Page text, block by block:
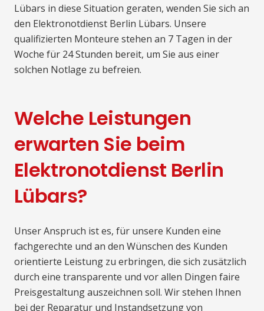
Lübars in diese Situation geraten, wenden Sie sich an
den Elektronotdienst Berlin Lübars. Unsere
qualifizierten Monteure stehen an 7 Tagen in der
Woche für 24 Stunden bereit, um Sie aus einer
solchen Notlage zu befreien.
Welche Leistungen
erwarten Sie beim
Elektronotdienst Berlin
Lübars?
Unser Anspruch ist es, für unsere Kunden eine
fachgerechte und an den Wünschen des Kunden
orientierte Leistung zu erbringen, die sich zusätzlich
durch eine transparente und vor allen Dingen faire
Preisgestaltung auszeichnen soll. Wir stehen Ihnen
bei der Reparatur und Instandsetzung von